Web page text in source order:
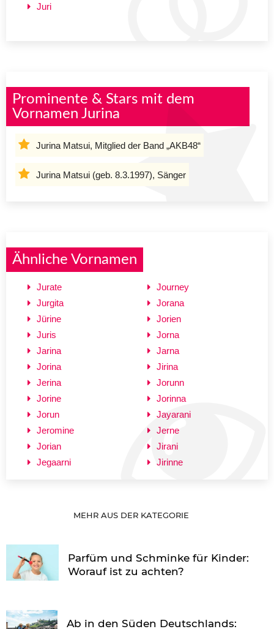
Juri
Prominente & Stars mit dem
Vornamen Jurina
Jurina Matsui, Mitglied der Band „AKB48“
Jurina Matsui (geb. 8.3.1997), Sänger
Ähnliche Vornamen
Jurate
Jurgita
Jürine
Juris
Jarina
Jorina
Jerina
Jorine
Jorun
Jeromine
Jorian
Jegaarni
Journey
Jorana
Jorien
Jorna
Jarna
Jirina
Jorunn
Jorinna
Jayarani
Jerne
Jirani
Jirinne
MEHR AUS DER KATEGORIE
Parfüm und Schminke für Kinder:
Worauf ist zu achten?
Ab in den Süden Deutschlands: